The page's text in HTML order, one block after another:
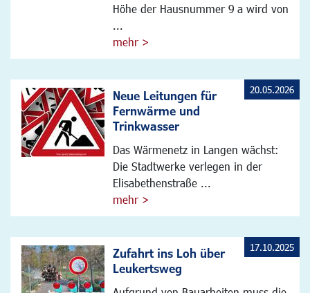
Höhe der Hausnummer 9 a wird von
...
mehr >
Neue Leitungen für
Fernwärme und
Trinkwasser
Das Wärmenetz in Langen wächst:
Die Stadtwerke verlegen in der
Elisabethenstraße ...
mehr >
20.05.2026
Zufahrt ins Loh über
Leukertsweg
17.10.2025